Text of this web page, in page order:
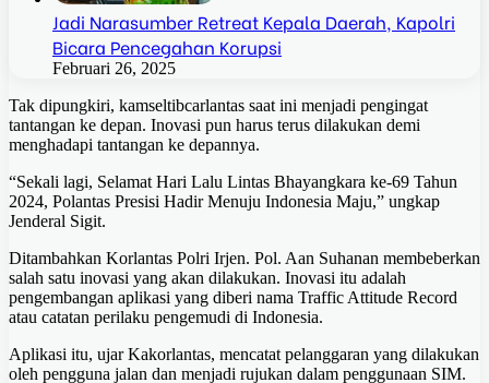
Jadi Narasumber Retreat Kepala Daerah, Kapolri
Bicara Pencegahan Korupsi
Februari 26, 2025
Tak dipungkiri, kamseltibcarlantas saat ini menjadi pengingat
tantangan ke depan. Inovasi pun harus terus dilakukan demi
menghadapi tantangan ke depannya.
“Sekali lagi, Selamat Hari Lalu Lintas Bhayangkara ke-69 Tahun
2024, Polantas Presisi Hadir Menuju Indonesia Maju,” ungkap
Jenderal Sigit.
Ditambahkan Korlantas Polri Irjen. Pol. Aan Suhanan membeberkan
salah satu inovasi yang akan dilakukan. Inovasi itu adalah
pengembangan aplikasi yang diberi nama Traffic Attitude Record
atau catatan perilaku pengemudi di Indonesia.
Aplikasi itu, ujar Kakorlantas, mencatat pelanggaran yang dilakukan
oleh pengguna jalan dan menjadi rujukan dalam penggunaan SIM.